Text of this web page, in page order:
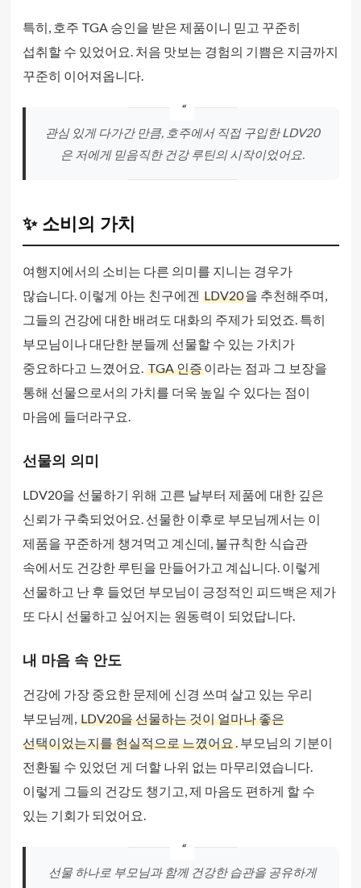
특히, 호주 TGA 승인을 받은 제품이니 믿고 꾸준히
섭취할 수 있었어요. 처음 맛보는 경험의 기쁨은 지금까지
꾸준히 이어져옵니다.
관심 있게 다가간 만큼, 호주에서 직접 구입한 LDV20
은 저에게 믿음직한 건강 루틴의 시작이었어요.
✨ 소비의 가치
여행지에서의 소비는 다른 의미를 지니는 경우가
많습니다. 이렇게 아는 친구에겐 LDV20을 추천해주며,
그들의 건강에 대한 배려도 대화의 주제가 되었죠. 특히
부모님이나 대단한 분들께 선물할 수 있는 가치가
중요하다고 느꼈어요. TGA 인증이라는 점과 그 보장을
통해 선물으로서의 가치를 더욱 높일 수 있다는 점이
마음에 들더라구요.
선물의 의미
LDV20을 선물하기 위해 고른 날부터 제품에 대한 깊은
신뢰가 구축되었어요. 선물한 이후로 부모님께서는 이
제품을 꾸준하게 챙겨먹고 계신데, 불규칙한 식습관
속에서도 건강한 루틴을 만들어가고 계십니다. 이렇게
선물하고 난 후 들었던 부모님이 긍정적인 피드백은 제가
또 다시 선물하고 싶어지는 원동력이 되었답니다.
내 마음 속 안도
건강에 가장 중요한 문제에 신경 쓰며 살고 있는 우리
부모님께, LDV20을 선물하는 것이 얼마나 좋은
선택이었는지를 현실적으로 느꼈어요. 부모님의 기분이
전환될 수 있었던 게 더할 나위 없는 마무리였습니다.
이렇게 그들의 건강도 챙기고, 제 마음도 편하게 할 수
있는 기회가 되었어요.
선물 하나로 부모님과 함께 건강한 습관을 공유하게